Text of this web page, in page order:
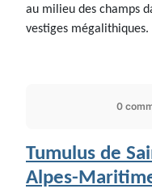
au milieu des champs
vestiges mégalithiques.
0
Tumulus de
Alpes-